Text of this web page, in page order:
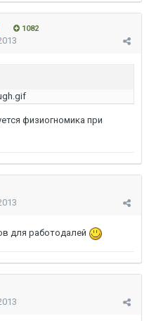
1082
физиогномика при
для работодалей